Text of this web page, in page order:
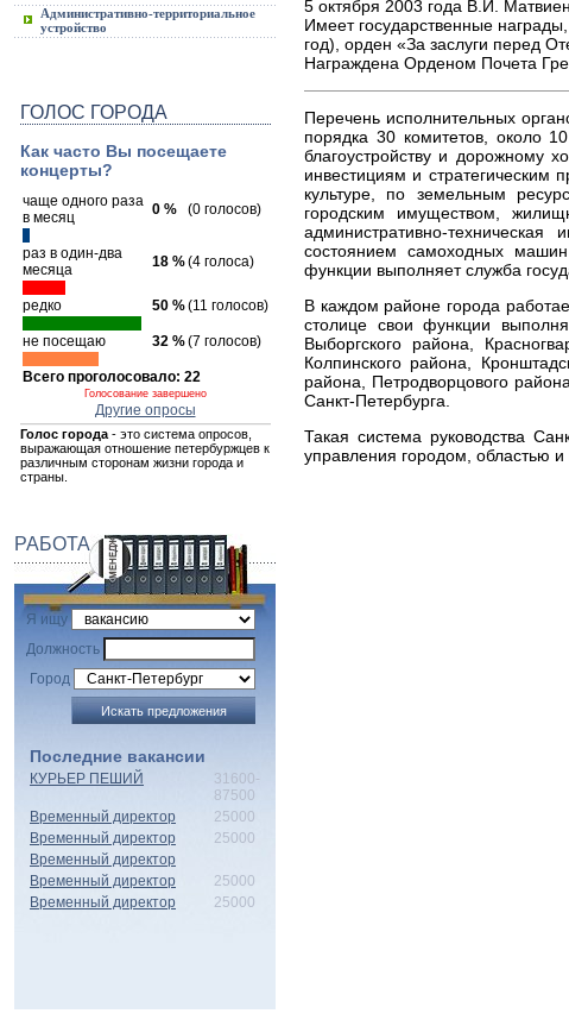
Административно-территориальное
устройство
ГОЛОС ГОРОДА
Как часто Вы посещаете
концерты?
чаще одного раза
в месяц
0 % (0 голосов)
раз в один-два
месяца
18 %(4 голоса)
редко 50 %(11 голосов)
не посещаю 32 %(7 голосов)
Всего проголосовало: 22
Голосование завершено
Другие опросы
Голос города- это система опросов,
выражающая отношение петербуржцев к
различным сторонам жизни города и
страны.
РАБОТА
Я ищу
Должность
Город
Последние вакансии
КУРЬЕР ПЕШИЙ
31600-
87500
Временный директор
25000
Временный директор
25000
Временный директор
Временный директор
25000
Временный директор
25000
5 октября 2003 года В.И.
Имеет государственные
год), орден «За заслуги перед
Награждена Орденом Почета
Перечень исполнительных
порядка 30 комитетов, около
благоустройству и дорожному
инвестициям и стратегическим
культуре, по земельным
городским имуществом,
административно-
состоянием самоходных
функции выполняет служба
В каждом районе города
столице свои функции
Выборгского района,
Колпинского района,
района, Петродворцового
Санкт-Петербурга.
Такая система руководства
управления городом, областью и